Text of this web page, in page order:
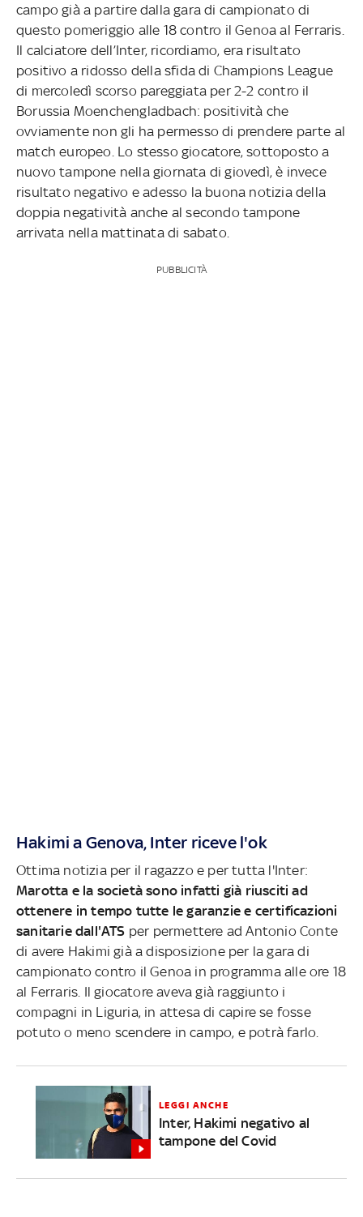
campo già a partire dalla gara di campionato di
questo pomeriggio alle 18 contro il Genoa al Ferraris.
Il calciatore dell’Inter, ricordiamo, era risultato
positivo a ridosso della sfida di Champions League
di mercoledì scorso pareggiata per 2-2 contro il
Borussia Moenchengladbach: positività che
ovviamente non gli ha permesso di prendere parte al
match europeo. Lo stesso giocatore, sottoposto a
nuovo tampone nella giornata di giovedì, è invece
risultato negativo e adesso la buona notizia della
doppia negatività anche al secondo tampone
arrivata nella mattinata di sabato.
PUBBLICITÀ
Hakimi a Genova, Inter riceve l'ok
Ottima notizia per il ragazzo e per tutta l'Inter:
Marotta e la società sono infatti già riusciti ad
ottenere in tempo tutte le garanzie e certificazioni
sanitarie dall'ATS per permettere ad Antonio Conte
di avere Hakimi già a disposizione per la gara di
campionato contro il Genoa in programma alle ore 18
al Ferraris. Il giocatore aveva già raggiunto i
compagni in Liguria, in attesa di capire se fosse
potuto o meno scendere in campo, e potrà farlo.
LEGGI ANCHE
Inter, Hakimi negativo al
tampone del Covid